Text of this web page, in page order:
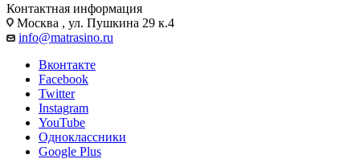
Контактная информация
Москва , ул. Пушкина 29 к.4
info@matrasino.ru
Вконтакте
Facebook
Twitter
Instagram
YouTube
Одноклассники
Google Plus